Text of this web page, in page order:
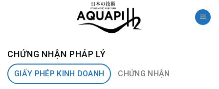
CHỨNG NHẬN PHÁP LÝ
GIẤY PHÉP KINH DOANH CHỨNG NHẬN